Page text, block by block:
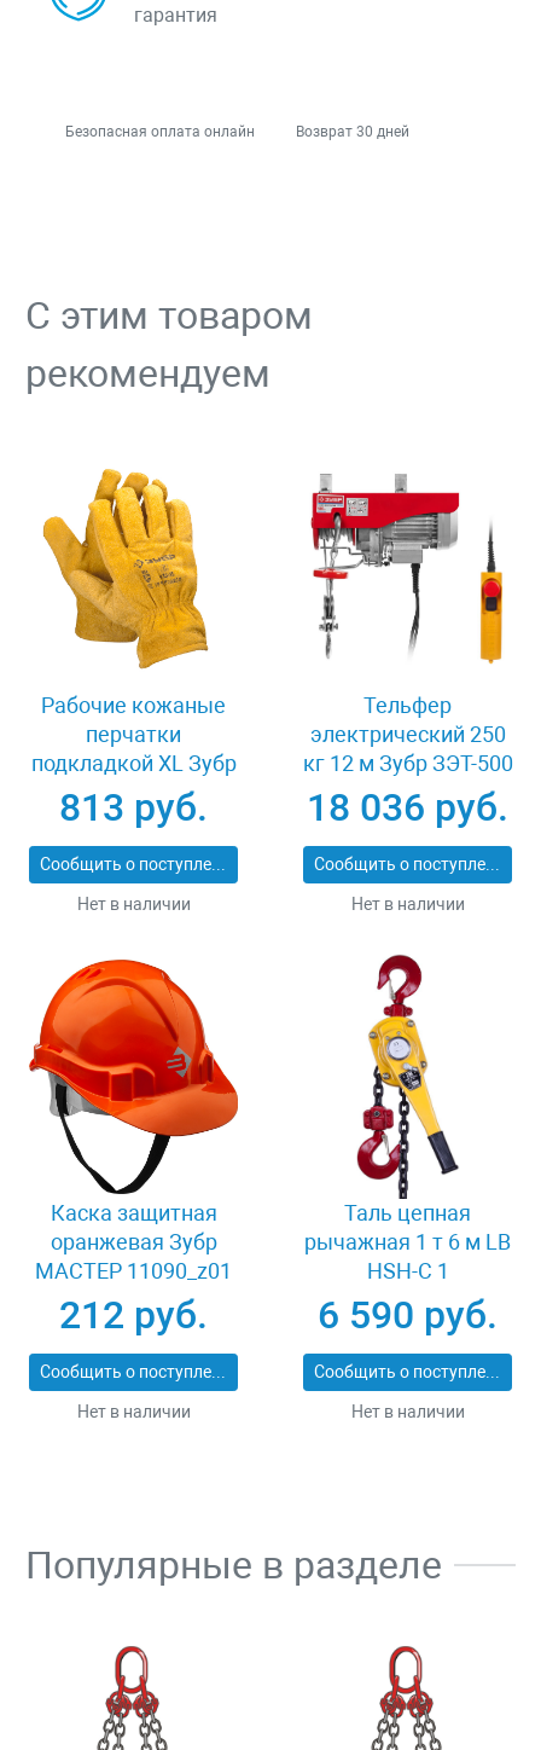
гарантия
Безопасная оплата онлайн Возврат 30 дней
С этим товаром
рекомендуем
Рабочие кожаные
перчатки
подкладкой XL Зубр
МАСТЕР 1135-XL
813 руб.
Сообщить о поступлении
Нет в наличии
Тельфер
электрический 250
кг 12 м Зубр ЗЭТ-500
18 036 руб.
Сообщить о поступлении
Нет в наличии
Каска защитная
оранжевая Зубр
МАСТЕР 11090_z01
212 руб.
Сообщить о поступлении
Нет в наличии
Таль цепная
рычажная 1 т 6 м LB
HSH-C 1
6 590 руб.
Сообщить о поступлении
Нет в наличии
Популярные в разделе